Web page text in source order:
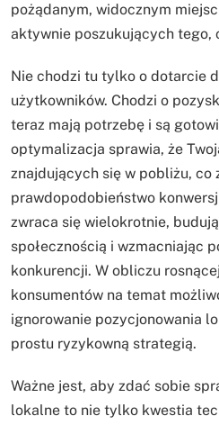
pożądanym, widocznym
aktywnie poszukujących tego,
Nie chodzi tu tylko o dotarcie
użytkowników. Chodzi o
teraz mają potrzebę i są
optymalizacja sprawia, że
znajdujących się w pobliżu, co
prawdopodobieństwo
zwraca się wielokrotnie,
społecznością i wzmacniając
konkurencji. W obliczu
konsumentów na temat
ignorowanie pozycjonowania
prostu ryzykowną strategią.
Ważne jest, aby zdać sobie
lokalne to nie tylko kwestia